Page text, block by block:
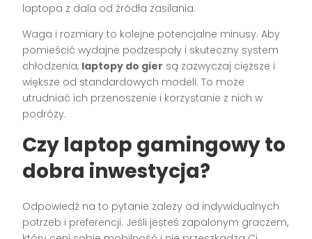
laptopa z dala od źródła zasilania.
Waga i rozmiary to kolejne potencjalne minusy. Aby
pomieścić wydajne podzespoły i skuteczny system
chłodzenia, laptopy do gier są zazwyczaj cięższe i
większe od standardowych modeli. To może
utrudniać ich przenoszenie i korzystanie z nich w
podróży.
Czy laptop gamingowy to
dobra inwestycja?
Odpowiedź na to pytanie zależy od indywidualnych
potrzeb i preferencji. Jeśli jesteś zapalonym graczem,